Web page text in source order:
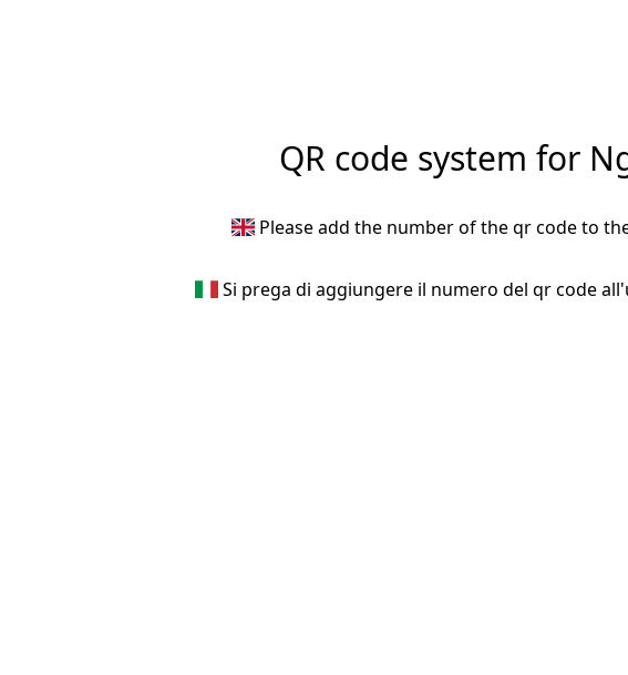
QR code system for
Please add the number of the qr code to
Si prega di aggiungere il numero del qr code